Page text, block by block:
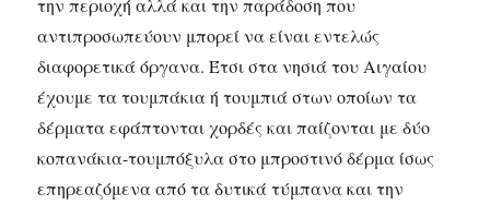
την περιοχή αλλά και την παράδοση που
αντιπροσωπεύουν μπορεί να είναι εντελώς
διαφορετικά όργανα. Έτσι στα νησιά του Αιγαίου
έχουμε τα τουμπάκια ή τουμπιά στων οποίων τα
δέρματα εφάπτονται χορδές και παίζονται με δύο
κοπανάκια-τουμπόξυλα στο μπροστινό δέρμα ίσως
επηρεαζόμενα από τα δυτικά τύμπανα και την